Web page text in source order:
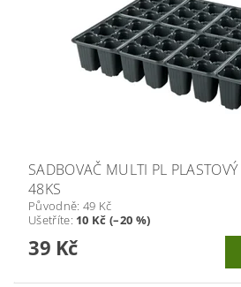
SADBOVAČ MULTI PL
48KS
Původně: 49 Kč
Ušetříte: 10 Kč (–20 %)
39 Kč